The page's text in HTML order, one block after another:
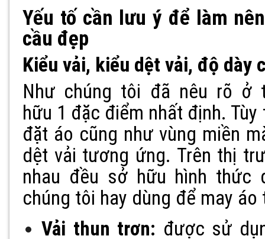
Yếu tố cần lưu ý để làm
cầu đẹp
Kiểu vải, kiểu dệt vải, độ dày
Như chúng tôi đã nêu rõ ở
hữu 1 đặc điểm nhất định.
đặt áo cũng như vùng miền
dệt vải tương ứng. Trên thị
nhau đều sở hữu hình thức
chúng tôi hay dùng để may
Vải thun trơn: được sử